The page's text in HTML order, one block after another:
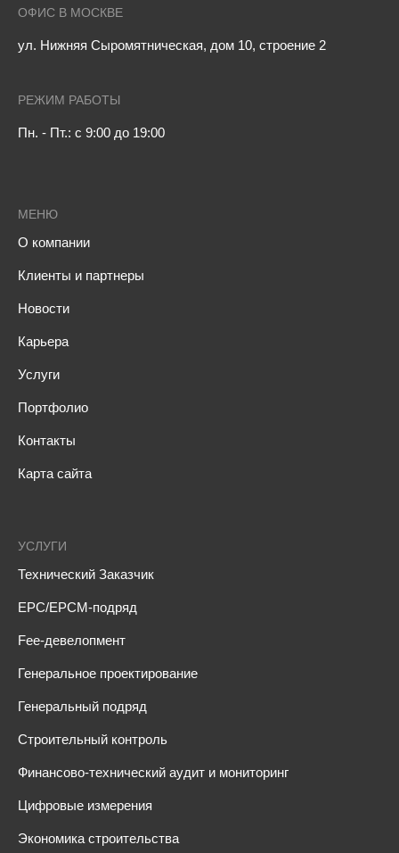
МЕНЮ
О компании
Клиенты и партнеры
Новости
Карьера
Услуги
Портфолио
Контакты
Карта сайта
УСЛУГИ
Технический Заказчик
EPC/EPCM-подряд
Fee-девелопмент
Генеральное проектирование
Генеральный подряд
Строительный контроль
Финансово-технический аудит и мониторинг
Цифровые измерения
Экономика строительства
ОФИС В МОСКВЕ
ул. Нижняя Сыромятническая, дом 10, строение 2
РЕЖИМ РАБОТЫ
Пн. - Пт.: с 9:00 до 19:00